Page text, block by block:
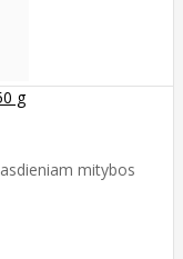
g
mitybos